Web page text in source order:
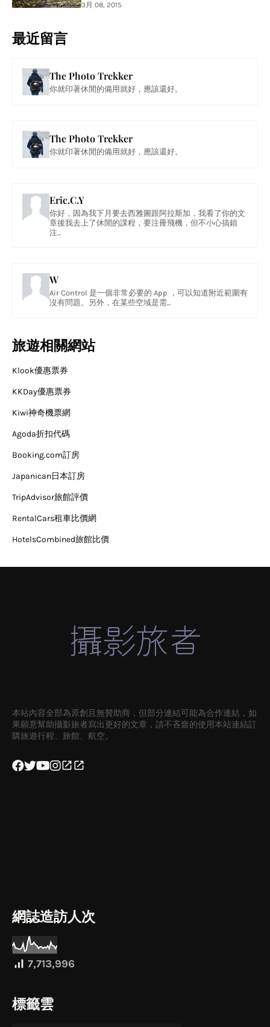
3月 08, 2015
最近留言
The Photo Trekker
你就印著休閒的備用就好，應該還好。
The Photo Trekker
你就印著休閒的備用就好，應該還好。
Eric.C.Y
你好，因為我下月要去西雅圖跟阿拉斯加，我看了你的文
章後我去上了休閒的課程，要注冊飛機，但不小心搞錯
注...
W
Air Control 是一個非常必要的 App ，可以知道附近範圍有
沒有問題。另外，在某些空域是需...
旅遊相關網站
Klook優惠票券
KKDay優惠票券
Kiwi神奇機票網
Agoda折扣代碼
Booking.com訂房
Japanican日本訂房
TripAdvisor旅館評價
RentalCars租車比價網
HotelsCombined旅館比價
本站內容全部為原創且無贊助商，但部分連結可能為合作連結，如
果願意幫助攝影旅者寫出更好的文章，請不吝嗇的使用本站連結訂
購旅遊行程、旅館、航空。
網誌造訪人次
7,713,996
標籤雲